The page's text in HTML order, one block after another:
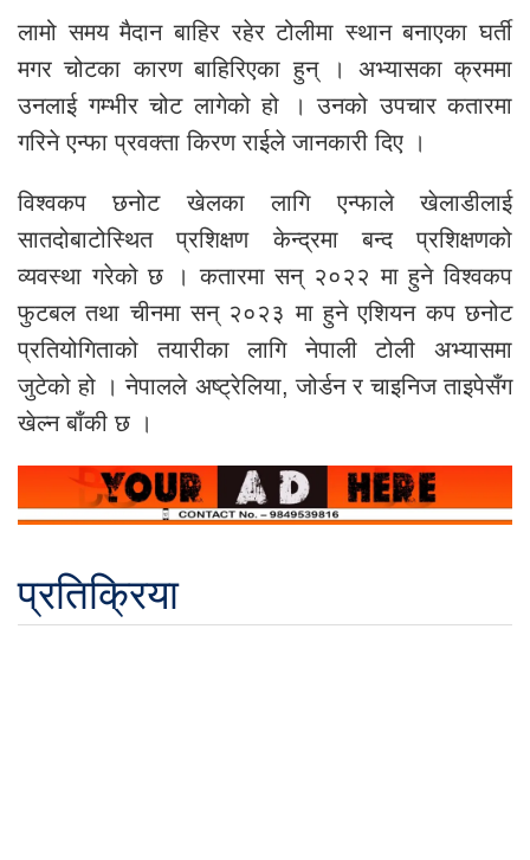
लामो समय मैदान बाहिर रहेर टोलीमा स्थान बनाएका घर्ती
मगर चोटका कारण बाहिरिएका हुन् । अभ्यासका क्रममा
उनलाई गम्भीर चोट लागेको हो । उनको उपचार कतारमा
गरिने एन्फा प्रवक्ता किरण राईले जानकारी दिए ।
विश्वकप छनोट खेलका लागि एन्फाले खेलाडीलाई
सातदोबाटोस्थित प्रशिक्षण केन्द्रमा बन्द प्रशिक्षणको
व्यवस्था गरेको छ । कतारमा सन् २०२२ मा हुने विश्वकप
फुटबल तथा चीनमा सन् २०२३ मा हुने एशियन कप छनोट
प्रतियोगिताको तयारीका लागि नेपाली टोली अभ्यासमा
जुटेको हो । नेपालले अष्ट्रेलिया, जोर्डन र चाइनिज ताइपेसँग
खेल्न बाँकी छ ।
प्रतिक्रिया